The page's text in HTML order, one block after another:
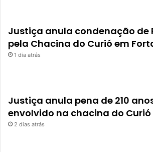
Justiça anula condenação de
pela Chacina do Curió em
1 dia atrás
Justiça anula pena de 210
envolvido na chacina do Curió
2 dias atrás